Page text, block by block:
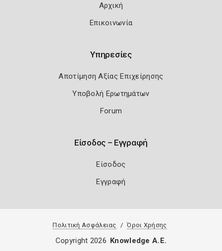
Αρχική
Επικοινωνία
Υπηρεσίες
Αποτίμηση Αξίας Επιχείρησης
Υποβολή Ερωτημάτων
Forum
Είσοδος – Εγγραφή
Είσοδος
Εγγραφή
Πολιτική Ασφάλειας Όροι Χρήσης
Copyright 2026 Knowledge A.E.